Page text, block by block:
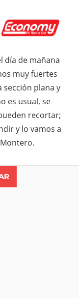
día de mañana
muy fuertes
sección plana y
es usual, se
recortar;
y lo vamos a